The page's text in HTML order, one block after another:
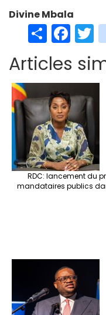
Divine Mbala
S
h
ar
e
Fa
ce
b
o
o
k
T
er
Articles
RDC: lancement du
mandataires publics